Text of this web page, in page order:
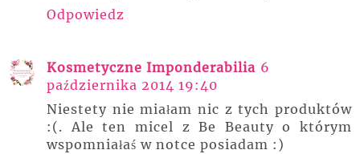
Odpowiedz
Kosmetyczne Imponderabilia 6
października 2014 19:40
Niestety nie miałam nic z tych produktów
:(. Ale ten micel z Be Beauty o którym
wspomniałaś w notce posiadam :)